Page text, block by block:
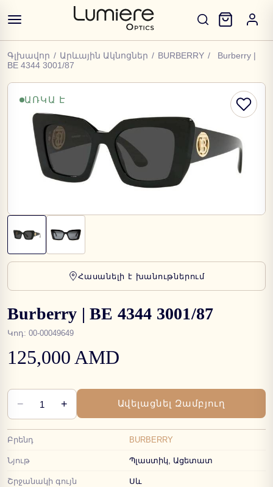
Գլխավոր / Արևային Ակնոցներ / BURBERRY /
Burberry |
BE 4344 3001/87
ԱՌԿԱ Է
Հասանելի է խանութներում
Burberry | BE 4344 3001/87
Կոդ: 00-00049649
125,000 AMD
− 1 + Ավելացնել Զամբյուղ
Բրենդ BURBERRY
Նյութ Պլաստիկ, Ացետատ
Շրջանակի գույն Սև